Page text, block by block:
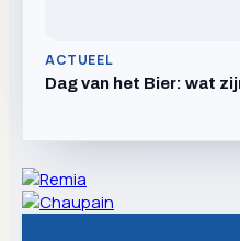
ACTUEEL
Dag van het Bier: wat